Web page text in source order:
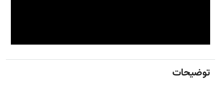
توضیحات